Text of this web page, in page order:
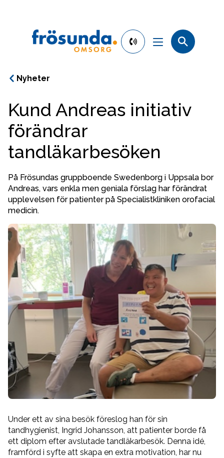
phone
00
Kontakta oss
Hitta verksamhet
Så gör vi skillnad
Nyheter
Jobbsida
Om oss
Nyheter
Kund Andreas initiativ
förändrar
tandläkarbesöken
På Frösundas gruppboende Swedenborg i Uppsala bor
Andreas, vars enkla men geniala förslag har förändrat
upplevelsen för patienter på Specialistkliniken orofacial
medicin.
Under ett av sina besök föreslog han för sin
tandhygienist, Ingrid Johansson, att patienter borde få
ett diplom efter avslutade tandläkarbesök. Denna idé,
framförd i syfte att skapa en extra motivation, har nu